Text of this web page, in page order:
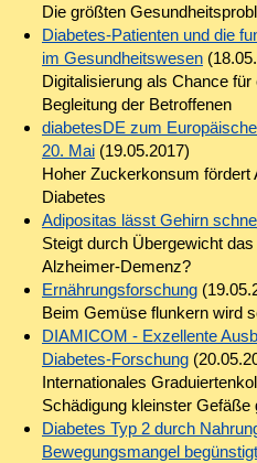
Die größten
Diabetes-Patienten und die
im Gesundheitswesen
Digitalisierung als Chance
Begleitung der Betroffenen
diabetesDE zum
20. Mai(19.05.2017)
Hoher Zuckerkonsum fördert
Diabetes
Adipositas lässt Gehirn
Steigt durch Übergewicht
Alzheimer-Demenz?
Ernährungsforschung
Beim Gemüse flunkern wird
DIAMICOM - Exzellente
Diabetes-Forschung
Internationales
Schädigung kleinster Gefäße
Diabetes Typ 2 durch
Bewegungsmangel begünstigt